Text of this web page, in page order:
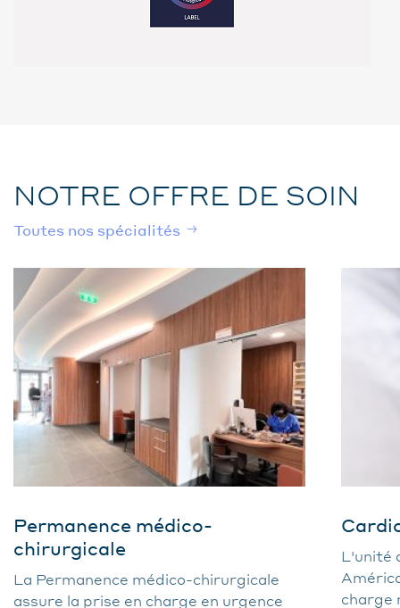
NOTRE OFFRE DE SOIN
Toutes nos spécialités
Permanence médico-
chirurgicale
La Permanence médico-chirurgicale
assure la prise en charge en urgence
L'unité
charge